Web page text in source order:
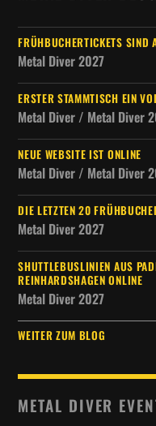
FRÜHBUCHERTICKETS SIND
Metal Diver 2027
ERSTER STAMMTISCH EIN
Metal Diver / Metal Diver
NEUE WEBSITE IST ONLINE
Metal Diver / Metal Diver
DIE LETZTEN 20
Metal Diver 2027
SHUTTLEBUSLINIEN AUS
REINHARDSHAGEN ONLINE
Metal Diver 2027
WEITER ZUM BLOG
METAL DIVER